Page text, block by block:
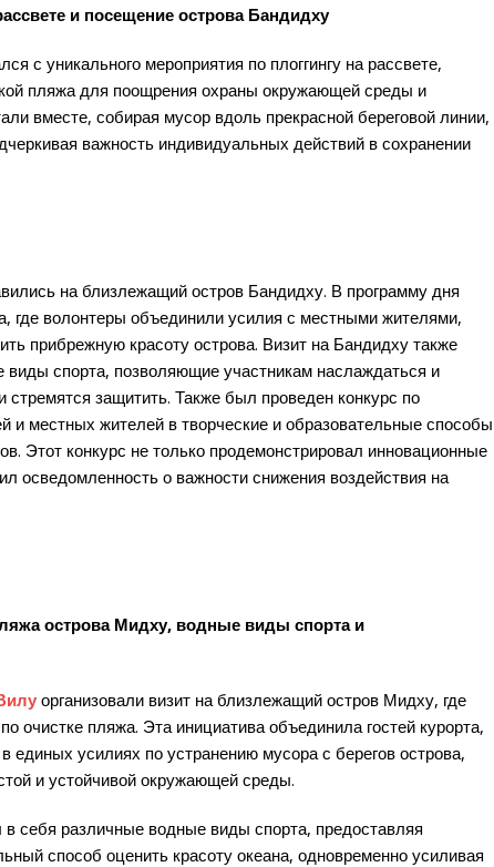
и посещение острова Бандидху
с уникального мероприятия по плоггингу на рассвете,
пляжа для поощрения охраны окружающей среды и
вместе, собирая мусор вдоль прекрасной береговой линии,
важность индивидуальных действий в сохранении
на близлежащий остров Бандидху. В программу дня
где волонтеры объединили усилия с местными жителями,
прибрежную красоту острова. Визит на Бандидху также
спорта, позволяющие участникам наслаждаться и
защитить. Также был проведен конкурс по
и местных жителей в творческие и образовательные способы
Этот конкурс не только продемонстрировал инновационные
осведомленность о важности снижения воздействия на
острова Мидху, водные виды спорта и
организовали визит на близлежащий остров Мидху, где
очистке пляжа. Эта инициатива объединила гостей курорта,
единых усилиях по устранению мусора с берегов острова,
и устойчивой окружающей среды.
себя различные водные виды спорта, предоставляя
способ оценить красоту океана, одновременно усиливая